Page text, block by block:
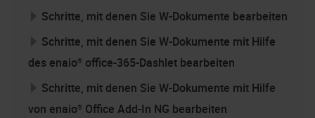
Schritte, mit denen Sie W-Dokumente bearbeiten
Schritte, mit denen Sie W-Dokumente mit Hilfe
des enaio® office-365-Dashlet bearbeiten
Schritte, mit denen Sie W-Dokumente mit Hilfe
von enaio® Office Add-In NG bearbeiten